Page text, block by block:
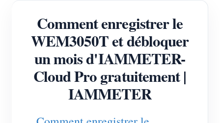
Compteur d’énergie Wi-Fi triphasé (WEM3080T)
Compteur d’énergie Wi-Fi triphasé (WEM3046T)
Compteur d’énergie Wi-Fi triphasé (WEM3050T)
Contrôleur de puissance WiFi
IAMMETER Cloud Pro
Comment enregistrer le
WEM3050T et débloquer
un mois d'IAMMETER-
Cloud Pro gratuitement |
IAMMETER